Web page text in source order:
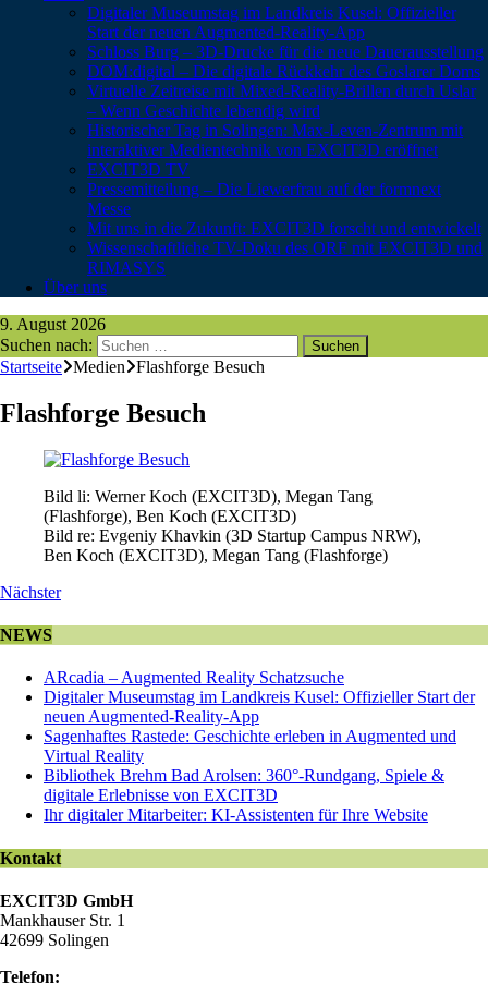
Digitaler Museumstag im Landkreis Kusel: Offizieller
Start der neuen Augmented-Reality-App
Schloss Burg – 3D-Drucke für die neue Dauerausstellung
DOM:digital – Die digitale Rückkehr des Goslarer Doms
Virtuelle Zeitreise mit Mixed-Reality-Brillen durch Uslar
– Wenn Geschichte lebendig wird
Historischer Tag in Solingen: Max-Leven-Zentrum mit
interaktiver Medientechnik von EXCIT3D eröffnet
EXCIT3D TV
Pressemitteilung – Die Liewerfrau auf der formnext
Messe
Mit uns in die Zukunft: EXCIT3D forscht und entwickelt
Wissenschaftliche TV-Doku des ORF mit EXCIT3D und
RIMASYS
Über uns
9. August 2026
Suchen nach:
Startseite Medien Flashforge Besuch
Flashforge Besuch
Bild li: Werner Koch (EXCIT3D), Megan Tang
(Flashforge), Ben Koch (EXCIT3D)
Bild re: Evgeniy Khavkin (3D Startup Campus NRW),
Ben Koch (EXCIT3D), Megan Tang (Flashforge)
Nächster
NEWS
ARcadia – Augmented Reality Schatzsuche
Digitaler Museumstag im Landkreis Kusel: Offizieller Start der
neuen Augmented-Reality-App
Sagenhaftes Rastede: Geschichte erleben in Augmented und
Virtual Reality
Bibliothek Brehm Bad Arolsen: 360°-Rundgang, Spiele &
digitale Erlebnisse von EXCIT3D
Ihr digitaler Mitarbeiter: KI-Assistenten für Ihre Website
Kontakt
EXCIT3D GmbH
Mankhauser Str. 1
42699 Solingen
Telefon: